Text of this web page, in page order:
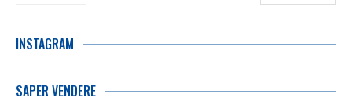
INSTAGRAM
SAPER VENDERE